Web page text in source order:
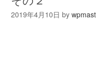
2019年4月10日 by